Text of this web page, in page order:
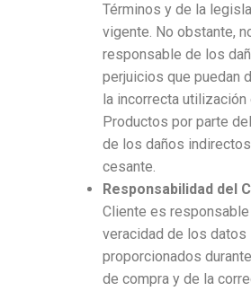
Términos y de la
vigente. No obstante,
responsable de los
perjuicios que puedan
la incorrecta utilización
Productos por parte
de los daños
cesante.
Responsabilidad del
Cliente es
veracidad de los datos
proporcionados
de compra y de la